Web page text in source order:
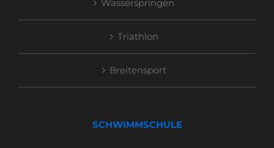
Wasserspringen
Triathlon
Breitensport
SCHWIMMSCHULE